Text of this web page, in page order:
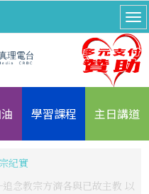
學習課程 主日講道
紀實
念教宗方濟各與已故主教 以